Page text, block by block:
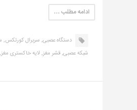
ادامه مطلب …
دستگاه عصبی, سربرال کورتکس,
شبکه عصبی,قشر مغز,لایه خاکستری مغز,